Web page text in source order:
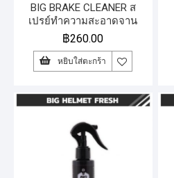
BIG BRAKE CLEANER ส
เปรย์ทำความสะอาดจาน
เบรก 525 ml.
฿260.00
หยิบใส่ตะกร้า